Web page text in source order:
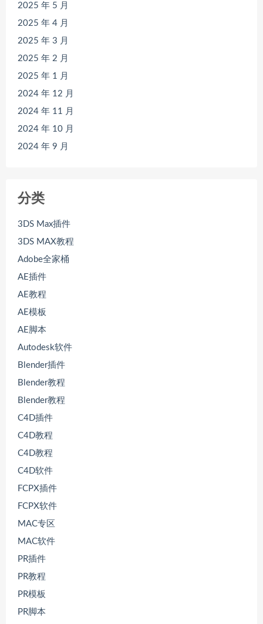
2025 年 5 月
2025 年 4 月
2025 年 3 月
2025 年 2 月
2025 年 1 月
2024 年 12 月
2024 年 11 月
2024 年 10 月
2024 年 9 月
分类
3DS Max插件
3DS MAX教程
Adobe全家桶
AE插件
AE教程
AE模板
AE脚本
Autodesk软件
Blender插件
Blender教程
Blender教程
C4D插件
C4D教程
C4D教程
C4D软件
FCPX插件
FCPX软件
MAC专区
MAC软件
PR插件
PR教程
PR模板
PR脚本